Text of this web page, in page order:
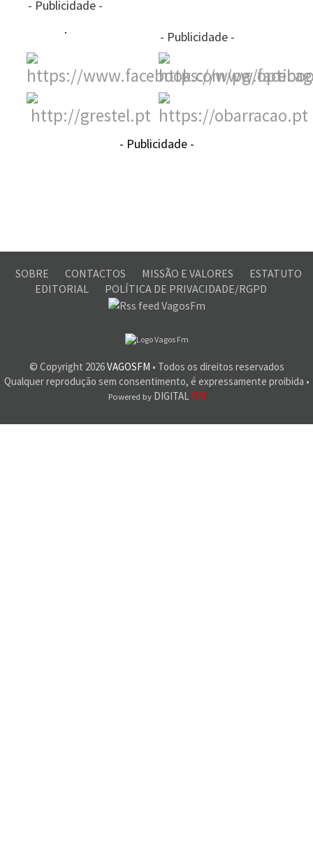
- Publicidade -
- Publicidade -
- Publicidade -
SOBRE CONTACTOS MISSÃO E VALORES
ESTATUTO
EDITORIAL
POLÍTICA DE PRIVACIDADE/RGPD
© Copyright 2026VAGOSFM • Todos os direitos reservados
Qualquer reprodução sem consentimento, é expressamente proibida •
Powered byDIGITAL RM